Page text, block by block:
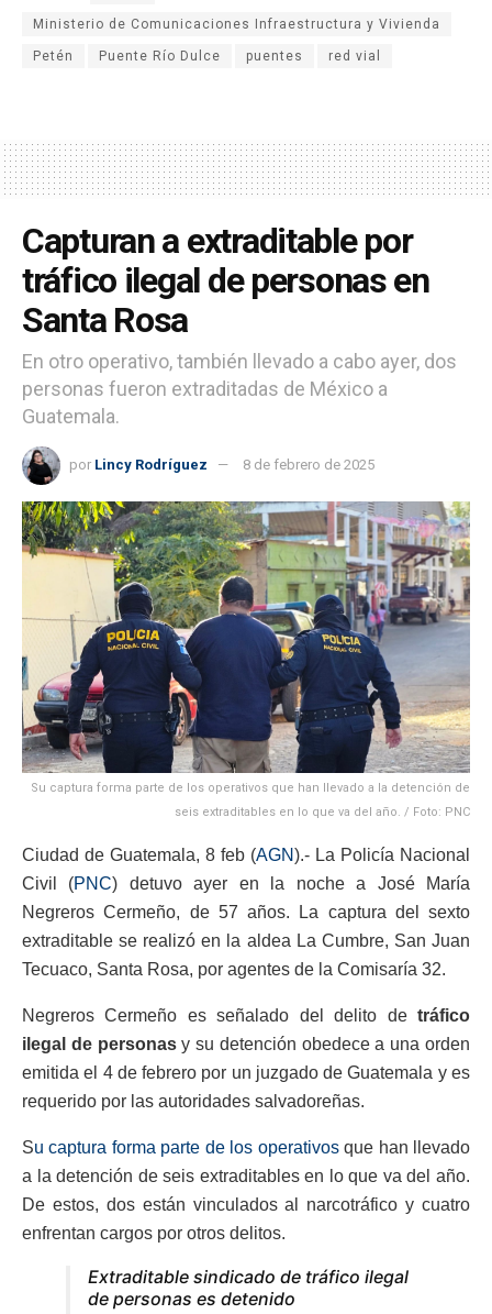
Ministerio de Comunicaciones Infraestructura y Vivienda
Petén Puente Río Dulce puentes red vial
Capturan a extraditable por
tráfico ilegal de personas en
Santa Rosa
En otro operativo, también llevado a cabo ayer, dos
personas fueron extraditadas de México a
Guatemala.
por Lincy Rodríguez 8 de febrero de 2025
Su captura forma parte de los operativos que han llevado a la detención de
seis extraditables en lo que va del año. / Foto: PNC
Ciudad de Guatemala, 8 feb (AGN).- La Policía Nacional
Civil (PNC) detuvo ayer en la noche a José María
Negreros Cermeño, de 57 años. La captura del sexto
extraditable se realizó en la aldea La Cumbre, San Juan
Tecuaco, Santa Rosa, por agentes de la Comisaría 32.
Negreros Cermeño es señalado del delito detráfico
ilegal de personasy su detención obedece a una orden
emitida el 4 de febrero por un juzgado de Guatemala y es
requerido por las autoridades salvadoreñas.
Su captura forma parte de los operativosque han llevado
a la detención de seis extraditables en lo que va del año.
De estos, dos están vinculados al narcotráfico y cuatro
enfrentan cargos por otros delitos.
Extraditable sindicado de tráfico ilegal
de personas es detenido